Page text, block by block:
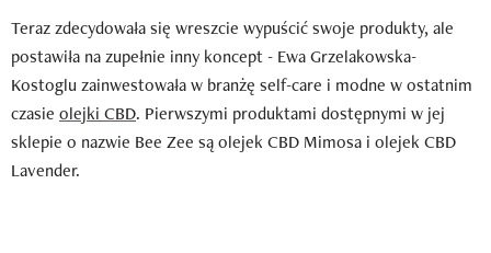
Teraz zdecydowała się wreszcie wypuścić swoje produkty, ale
postawiła na zupełnie inny koncept - Ewa Grzelakowska-
Kostoglu zainwestowała w branżę self-care i modne w ostatnim
czasie olejki CBD. Pierwszymi produktami dostępnymi w jej
sklepie o nazwie Bee Zee są olejek CBD Mimosa i olejek CBD
Lavender.